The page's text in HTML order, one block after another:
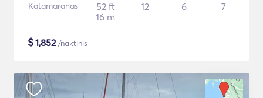
Katamaranas
52 ft
16 m
12 6 7
$1,852/naktinis